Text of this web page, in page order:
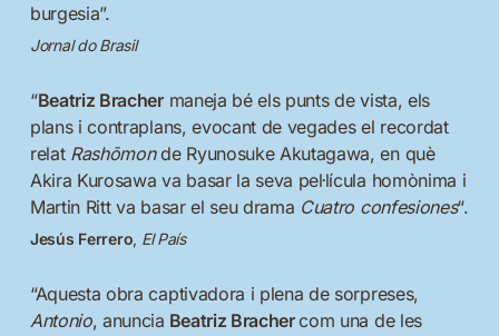
burgesia”.
Jornal do Brasil
“Beatriz Brachermaneja bé els punts de vista, els
plans i contraplans, evocant de vegades el recordat
relat Rashōmonde Ryunosuke Akutagawa, en què
Akira Kurosawa va basar la seva pel·lícula homònima i
Martin Ritt va basar el seu drama Cuatro confesiones“.
Jesús Ferrero, El País
“Aquesta obra captivadora i plena de sorpreses,
Antonio, anuncia Beatriz Brachercom una de les